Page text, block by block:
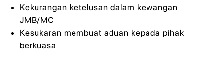
Kekurangan ketelusan dalam kewangan
JMB/MC
Kesukaran membuat aduan kepada pihak
berkuasa